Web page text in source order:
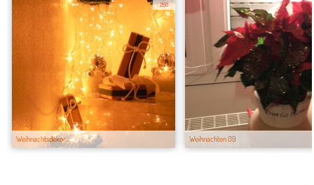
Weihnachtsdekor...
250
Weihnachten 09